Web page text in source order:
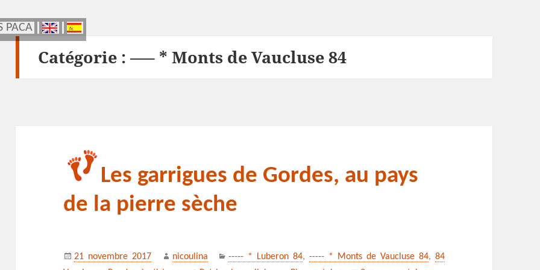
PACA
PACA
Catégorie :—– * Monts de Vaucluse 84
Les garrigues de Gordes, au pays
de la pierre sèche
Publié
le
21 novembre 2017 Auteur
nicoulina Catégories
----- * Luberon 84, ----- * Monts de Vaucluse 84, 84